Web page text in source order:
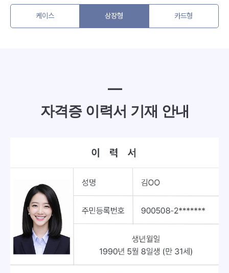
케이스 상장형 카드형
━
자격증 이력서 기재 안내